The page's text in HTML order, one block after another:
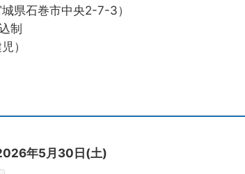
県石巻市中央2-7-3）
制
）
年5月30日(土)